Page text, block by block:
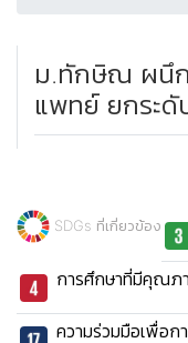
ม.ทักษิณ ผนึก
แพทย์ ยกระดั
SDGs ที่เกี่ยวข้อง
การศึกษาที่มีคุณภ
ความร่วมมือเพื่อ